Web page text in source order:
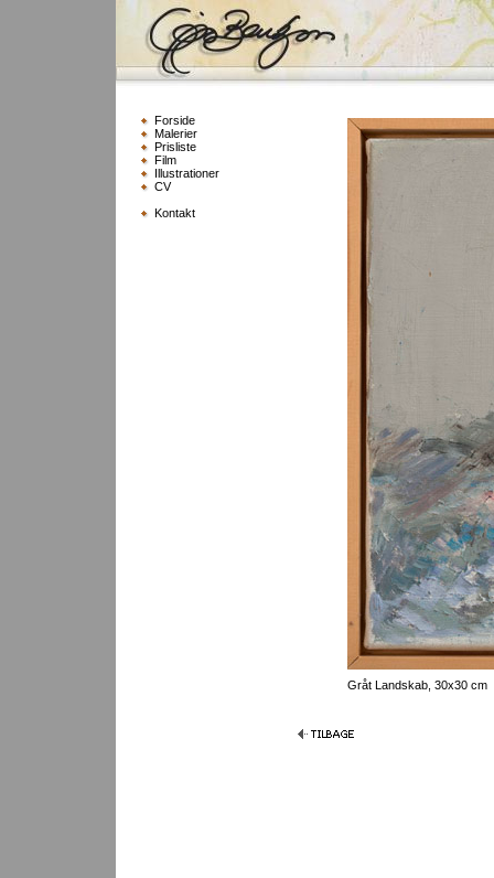
Forside
Malerier
Prisliste
Film
Illustrationer
CV
Kontakt
Gråt Landskab, 30x30 cm